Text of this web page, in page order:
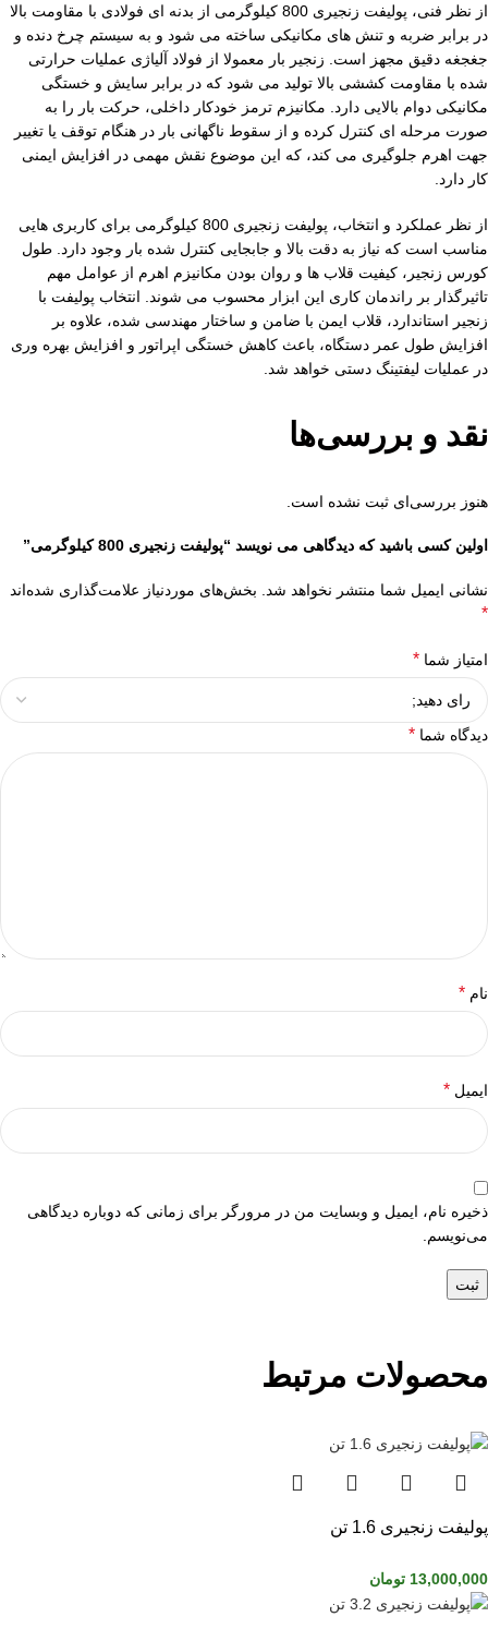
از نظر فنی، پولیفت زنجیری 800 کیلوگرمی از بدنه ای فولادی با مقاومت بالا
در برابر ضربه و تنش های مکانیکی ساخته می شود و به سیستم چرخ دنده و
جغجغه دقیق مجهز است. زنجیر بار معمولا از فولاد آلیاژی عملیات حرارتی
شده با مقاومت کششی بالا تولید می شود که در برابر سایش و خستگی
مکانیکی دوام بالایی دارد. مکانیزم ترمز خودکار داخلی، حرکت بار را به
صورت مرحله ای کنترل کرده و از سقوط ناگهانی بار در هنگام توقف یا تغییر
جهت اهرم جلوگیری می کند، که این موضوع نقش مهمی در افزایش ایمنی
کار دارد.
از نظر عملکرد و انتخاب، پولیفت زنجیری 800 کیلوگرمی برای کاربری هایی
مناسب است که نیاز به دقت بالا و جابجایی کنترل شده بار وجود دارد. طول
کورس زنجیر، کیفیت قلاب ها و روان بودن مکانیزم اهرم از عوامل مهم
تاثیرگذار بر راندمان کاری این ابزار محسوب می شوند. انتخاب پولیفت با
زنجیر استاندارد، قلاب ایمن با ضامن و ساختار مهندسی شده، علاوه بر
افزایش طول عمر دستگاه، باعث کاهش خستگی اپراتور و افزایش بهره وری
در عملیات لیفتینگ دستی خواهد شد.
نقد و بررسی‌ها
هنوز بررسی‌ای ثبت نشده است.
اولین کسی باشید که دیدگاهی می نویسد “پولیفت زنجیری 800 کیلوگرمی”
نشانی ایمیل شما منتشر نخواهد شد. بخش‌های موردنیاز علامت‌گذاری شده‌اند
*
امتیاز شما *
دیدگاه شما *
نام *
ایمیل *
ذخیره نام، ایمیل و وبسایت من در مرورگر برای زمانی که دوباره دیدگاهی
می‌نویسم.
محصولات مرتبط
پولیفت زنجیری 1.6 تن
13,000,000 تومان